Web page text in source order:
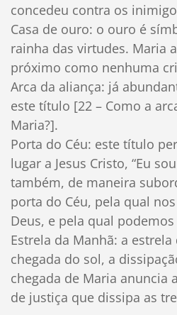
concedeu contra os
Casa de ouro: o ouro é
rainha das virtudes. Maria
próximo como nenhuma
Arca da aliança: já
este título [22 – Como a
Maria?].
Porta do Céu: este título
lugar a Jesus Cristo, “Eu
também, de maneira
porta do Céu, pela qual
Deus, e pela qual
Estrela da Manhã: a
chegada do sol, a
chegada de Maria anuncia
de justiça que dissipa as